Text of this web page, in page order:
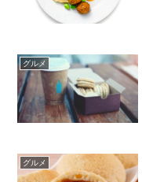
グルメ
グルメ